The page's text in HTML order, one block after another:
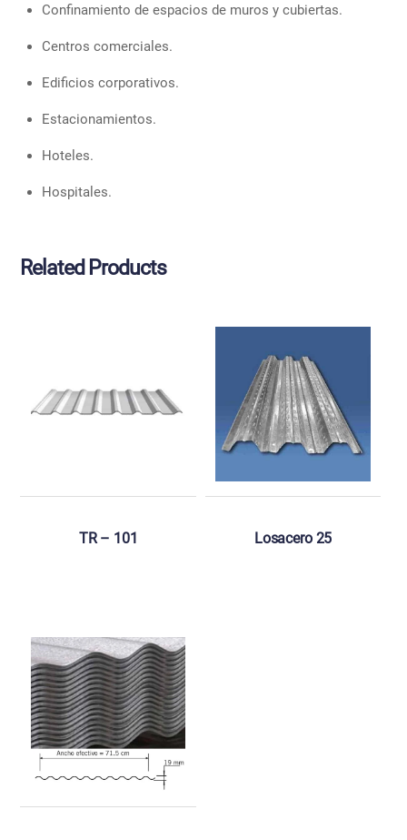
Confinamiento de espacios de muros y cubiertas.
Centros comerciales.
Edificios corporativos.
Estacionamientos.
Hoteles.
Hospitales.
Related Products
TR – 101 Losacero 25